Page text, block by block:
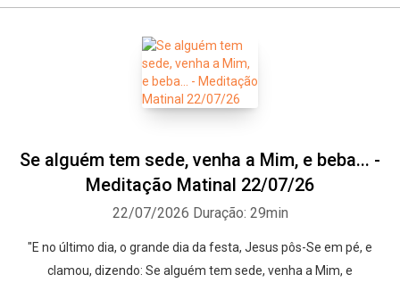
Se alguém tem sede, venha a Mim, e beba... -
Meditação Matinal 22/07/26
22/07/2026 Duração: 29min
"E no último dia, o grande dia da festa, Jesus pôs-Se em pé, e
clamou, dizendo: Se alguém tem sede, venha a Mim, e